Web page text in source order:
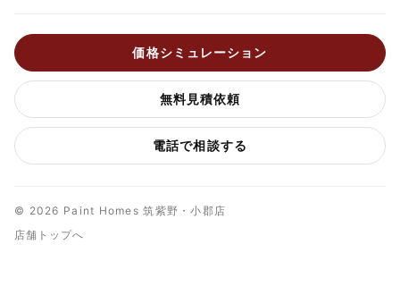
価格シミュレーション
無料見積依頼
電話で相談する
© 2026 Paint Homes 筑紫野・小郡店
店舗トップへ